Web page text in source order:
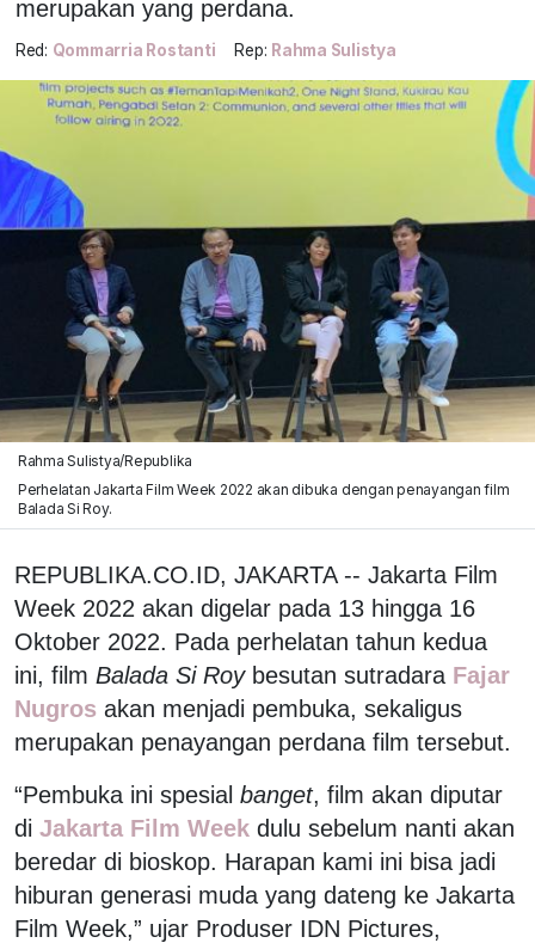
merupakan yang perdana.
Red: Qommarria Rostanti Rep: Rahma Sulistya
Rahma Sulistya/Republika
Perhelatan Jakarta Film Week 2022 akan dibuka dengan penayangan film
Balada Si Roy.
REPUBLIKA.CO.ID, JAKARTA -- Jakarta Film
Week 2022 akan digelar pada 13 hingga 16
Oktober 2022. Pada perhelatan tahun kedua
ini, film Balada Si Roybesutan sutradara Fajar
Nugros akan menjadi pembuka, sekaligus
merupakan penayangan perdana film tersebut.
“Pembuka ini spesial banget, film akan diputar
di Jakarta Film Week dulu sebelum nanti akan
beredar di bioskop. Harapan kami ini bisa jadi
hiburan generasi muda yang dateng ke Jakarta
Film Week,” ujar Produser IDN Pictures,